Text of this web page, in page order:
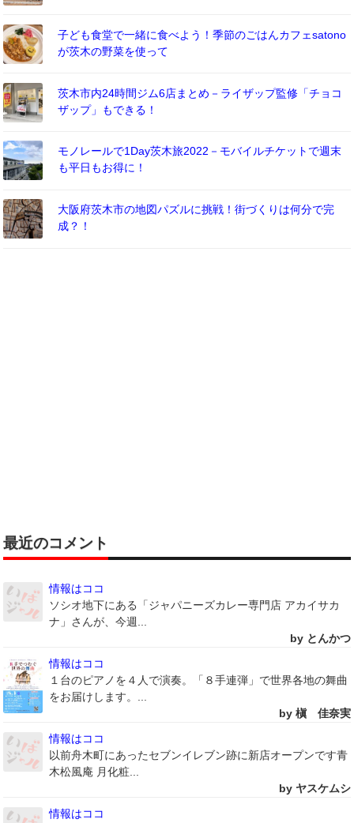
子ども食堂で一緒に食べよう！季節のごはんカフェsatono
が茨木の野菜を使って
茨木市内24時間ジム6店まとめ－ライザップ監修「チョコ
ザップ」もできる！
モノレールで1Day茨木旅2022－モバイルチケットで週末
も平日もお得に！
大阪府茨木市の地図パズルに挑戦！街づくりは何分で完
成？！
最近のコメント
情報はココ
ソシオ地下にある「ジャパニーズカレー専門店 アカイサカ
ナ」さんが、今週...
by とんかつ
情報はココ
１台のピアノを４人で演奏。「８手連弾」で世界各地の舞曲
をお届けします。...
by 槇 佳奈実
情報はココ
以前舟木町にあったセブンイレブン跡に新店オープンです青
木松風庵 月化粧...
by ヤスケムシ
情報はココ